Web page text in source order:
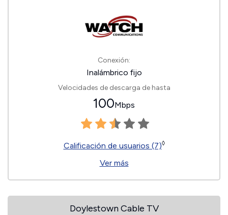
Conexión:
Inalámbrico fijo
Velocidades de descarga de hasta
100Mbps
Calificación de usuarios (7)◊
Ver más
Doylestown Cable TV